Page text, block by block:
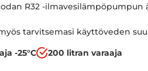
R32 -
tarvitsemasi käyttöveden
-25°C 200 litran varaaja